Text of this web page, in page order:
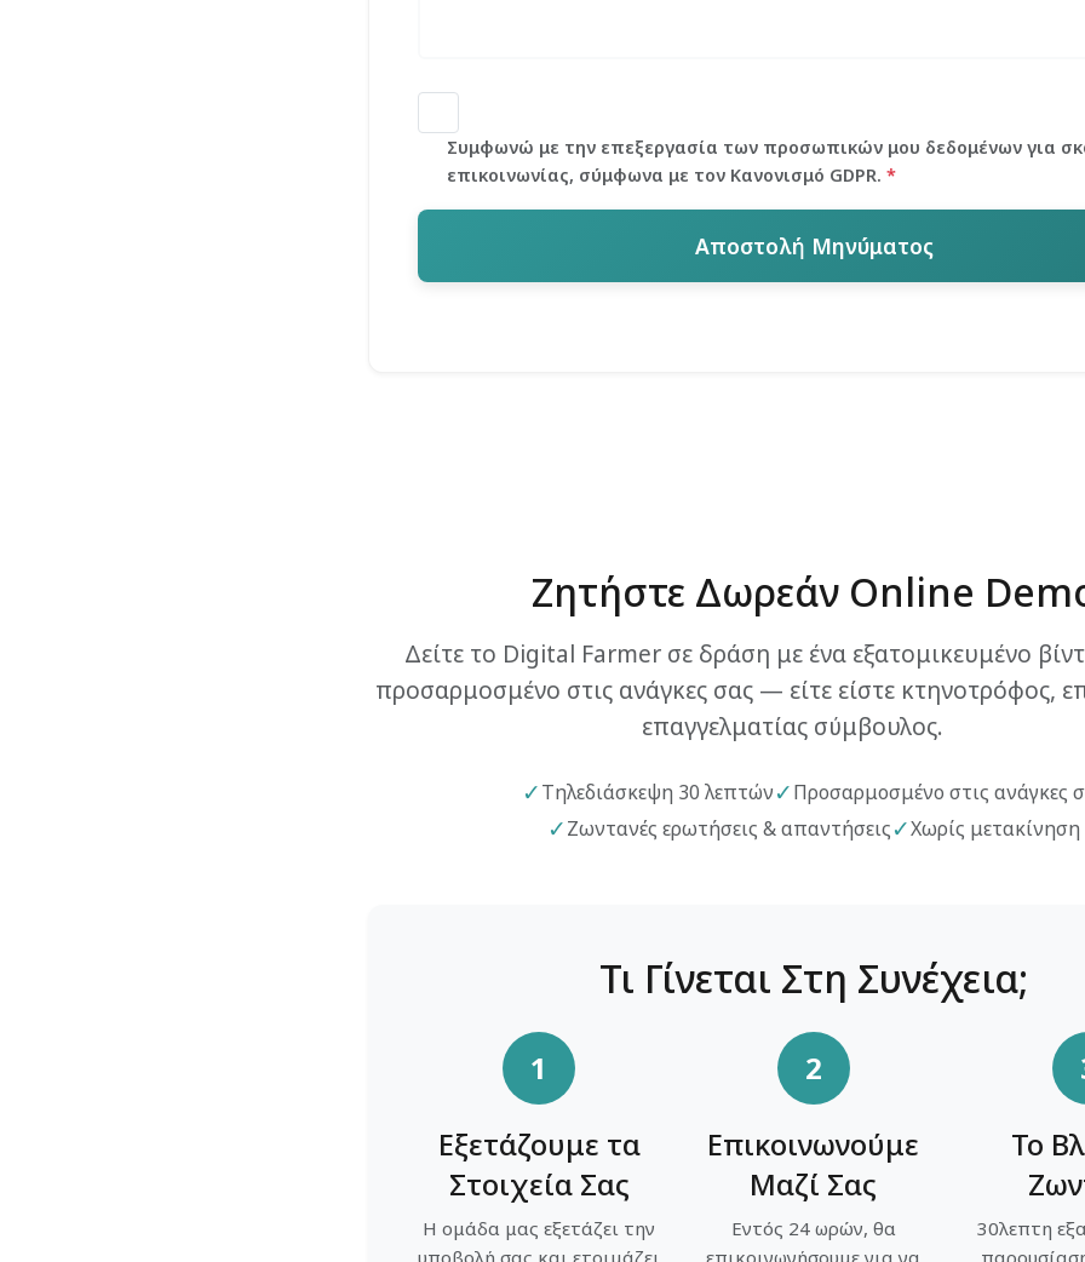
Συμφωνώ με την επεξεργασία των προσωπικών μου δεδομένων για
επικοινωνίας, σύμφωνα με τον Κανονισμό GDPR. *
Αποστολή Μηνύματος
Ζητήστε Δωρεάν Online
Δείτε το Digital Farmer σε δράση με ένα εξατομικευμένο
προσαρμοσμένο στις ανάγκες σας — είτε είστε κτηνοτρόφος,
επαγγελματίας σύμβουλος.
✓Τηλεδιάσκεψη 30 λεπτών✓Προσαρμοσμένο στις ανάγκες
✓Ζωντανές ερωτήσεις & απαντήσεις✓Χωρίς μετακίνηση
Τι Γίνεται Στη Συνέχεια;
1
Εξετάζουμε τα
Στοιχεία Σας
Η ομάδα μας εξετάζει την
2
Επικοινωνούμε
Μαζί Σας
Εντός 24 ωρών, θα
Το
30λεπτη